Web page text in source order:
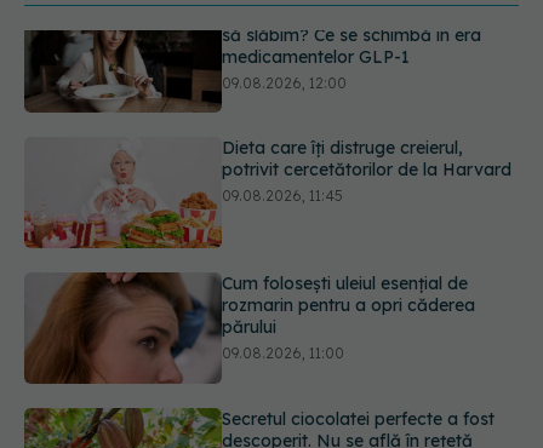
Dieta care îți distruge creierul,
potrivit cercetătorilor de la Harvard
Cum folosești uleiul esențial de
Secretul ciocolatei perfecte a fost
descoperit. Nu se află în rețetă